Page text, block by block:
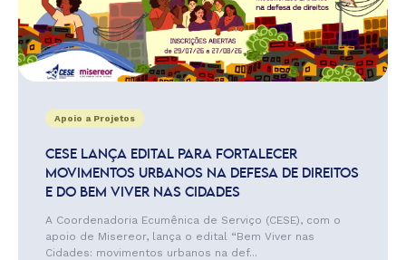
Apoio a Projetos
CESE LANÇA EDITAL PARA FORTALECER
MOVIMENTOS URBANOS NA DEFESA DE DIREITOS
E DO BEM VIVER NAS CIDADES
A Coordenadoria Ecumênica de Serviço (CESE), com o
apoio de Misereor, lança o edital “Bem Viver nas
Cidades: movimentos urbanos na def...